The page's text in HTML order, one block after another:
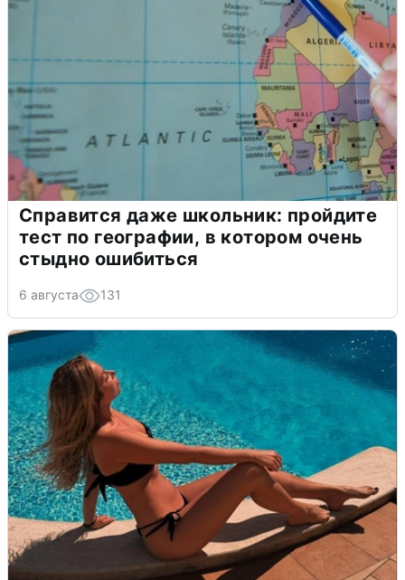
Справится даже школьник: пройдите
тест по географии, в котором очень
стыдно ошибиться
6 августа 131